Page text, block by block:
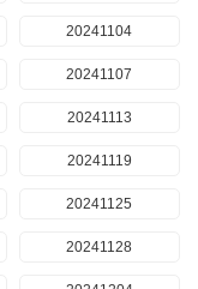
20241104
20241107
20241113
20241119
20241125
20241128